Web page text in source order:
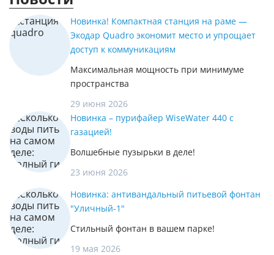
Новинка! Компактная станция на раме —
Экодар Quadro экономит место и упрощает
доступ к коммуникациям
Максимальная мощность при минимуме
пространства
29 июня 2026
Новинка – пурифайер WiseWater 440 с
газацией!
Волшебные пузырьки в деле!
23 июня 2026
Новинка: антивандальный питьевой фонтан
"Уличный-1"
Стильный фонтан в вашем парке!
19 мая 2026